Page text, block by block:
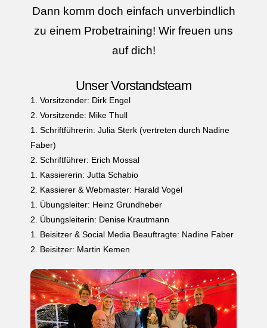
Dann komm doch einfach unverbindlich
zu einem Probetraining! Wir freuen uns
auf dich!
Unser Vorstandsteam
1. Vorsitzender: Dirk Engel
2. Vorsitzende: Mike Thull
1. Schriftführerin: Julia Sterk (vertreten durch Nadine
Faber)
2. Schriftführer: Erich Mossal
1. Kassiererin: Jutta Schabio
2. Kassierer & Webmaster: Harald Vogel
1. Übungsleiter: Heinz Grundheber
2. Übungsleiterin: Denise Krautmann
1. Beisitzer & Social Media Beauftragte: Nadine Faber
2. Beisitzer: Martin Kemen